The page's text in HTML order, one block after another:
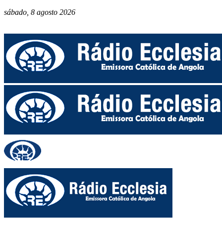
sábado, 8 agosto 2026